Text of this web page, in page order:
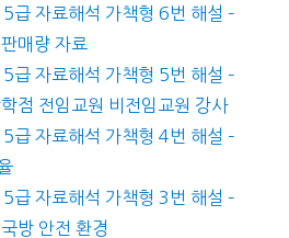
급 자료해석 가책형 6번 해설 –
매량 자료
급 자료해석 가책형 5번 해설 –
점 전임교원 비전임교원 강사
급 자료해석 가책형 4번 해설 –
급 자료해석 가책형 3번 해설 –
방 안전 환경